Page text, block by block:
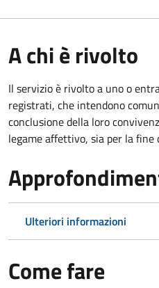
A chi è rivolto
Il servizio è rivolto a uno o
registrati, che intendono
conclusione della loro
legame affettivo, sia per la fine
Ulteriori informazioni
Come fare